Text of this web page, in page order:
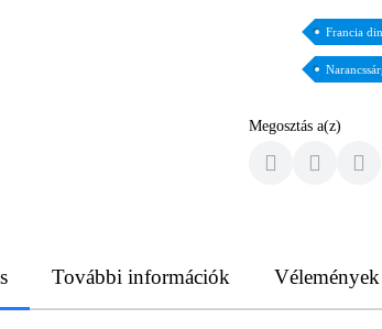
Francia
Megosztás a(z)
További információk Vélemények